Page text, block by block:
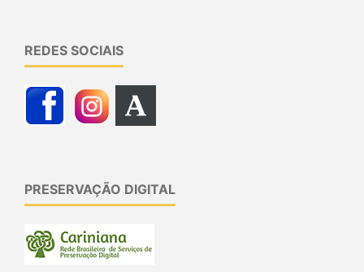
REDES SOCIAIS
PRESERVAÇÃO DIGITAL